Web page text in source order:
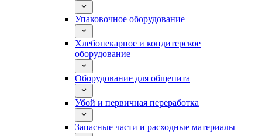
Упаковочное оборудование
Хлебопекарное и кондитерское
оборудование
Оборудование для общепита
Убой и первичная переработка
Запасные части и расходные материалы